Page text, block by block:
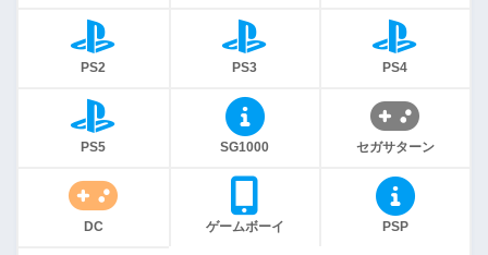
PS2 PS3 PS4
PS5 SG1000 セガサターン
DC ゲームボーイ PSP